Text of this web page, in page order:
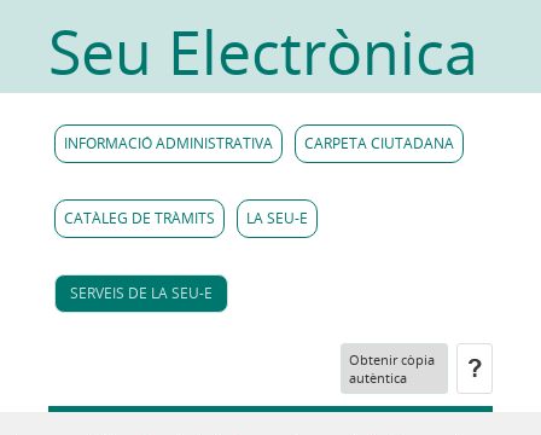
Seu Electrònica
INFORMACIÓ ADMINISTRATIVA CARPETA CIUTADANA
CATÀLEG DE TRÀMITS LA SEU-E
SERVEIS DE LA SEU-E
Obtenir còpia
autèntica